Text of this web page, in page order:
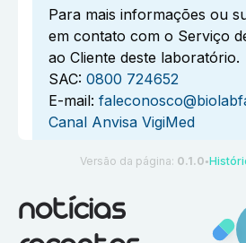
Para mais informações ou
em contato com o Serviço
ao Cliente deste laboratório.
SAC: 0800 724652
E-mail:
Canal Anvisa VigiMed
Versão da página: 0.1.0 ●
notícias